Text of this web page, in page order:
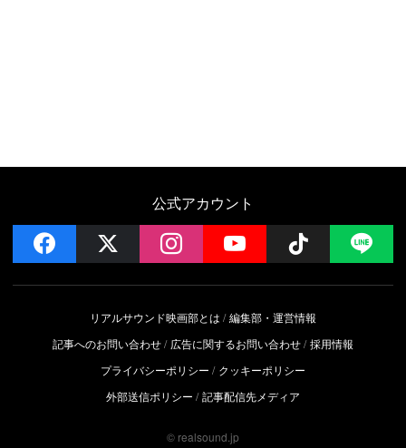
公式アカウント
facebook instagramYouTube Follow
リアルサウンド映画部とは
編集部・運営情報
記事へのお問い合わせ
広告に関するお問い合わせ 採用情報
プライバシーポリシー
クッキーポリシー
外部送信ポリシー
記事配信先メディア
© realsound.jp